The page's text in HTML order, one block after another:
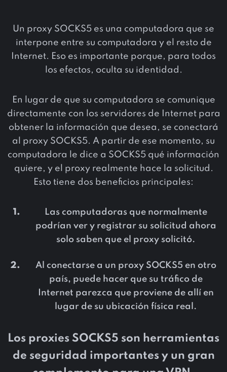
Un proxy SOCKS5 es una computadora que se
interpone entre su computadora y el resto de
Internet. Eso es importante porque, para todos
los efectos, oculta su identidad.
En lugar de que su computadora se comunique
directamente con los servidores de Internet para
obtener la información que desea, se conectará
al proxy SOCKS5. A partir de ese momento, su
computadora le dice a SOCKS5 qué información
quiere, y el proxy realmente hace la solicitud.
Esto tiene dos beneficios principales:
Las computadoras que normalmente
podrían ver y registrar su solicitud ahora
solo saben que el proxy solicitó.
Al conectarse a un proxy SOCKS5 en otro
país, puede hacer que su tráfico de
Internet parezca que proviene de allí en
lugar de su ubicación física real.
Los proxies SOCKS5 son herramientas
de seguridad importantes y un gran